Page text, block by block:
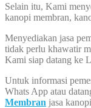
Selain itu, Kami
kanopi membran,
Menyediakan jasa
tidak perlu khawatir
Kami siap datang ke
Untuk informasi
Whats App atau
Membran jasa